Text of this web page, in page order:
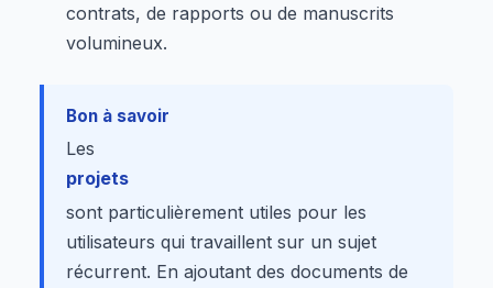
contrats, de rapports ou de manuscrits
volumineux.
Bon à savoir
Les
projets
sont particulièrement utiles pour les
utilisateurs qui travaillent sur un sujet
récurrent. En ajoutant des documents de